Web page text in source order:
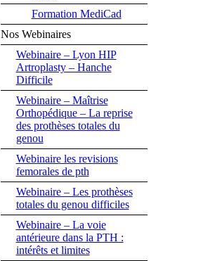
Formation MediCad
Nos Webinaires
Webinaire – Lyon HIP
Artroplasty – Hanche
Difficile
Webinaire – Maîtrise
Orthopédique – La reprise
des prothèses totales du
genou
Webinaire les revisions
femorales de pth
Webinaire – Les prothèses
totales du genou difficiles
Webinaire – La voie
antérieure dans la PTH :
intérêts et limites